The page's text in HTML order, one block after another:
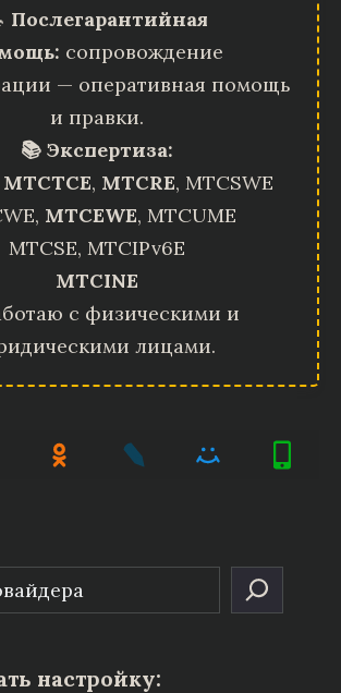
Послегарантийная
сопровождение
— оперативная помощь
и правки.
📚 Экспертиза:
MTCTCE, MTCRE, MTCSWE
MTCEWE, MTCUME
MTCSE, MTCIPv6E
MTCINE
с физическими и
лицами.
настройку: